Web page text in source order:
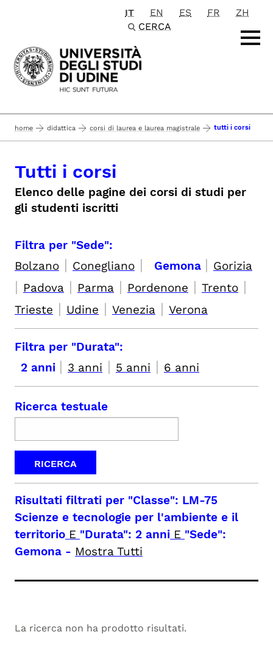
Passa al contenuto principale
IT EN ES FR
ZH
CERCA
home didattica corsi di laurea e laurea magistrale tutti i corsi
Tutti i corsi
Elenco delle pagine dei corsi di studi per
gli studenti iscritti
Filtra per "Sede":
Bolzano | Conegliano | Gemona | Gorizia
| Padova | Parma | Pordenone | Trento |
Trieste | Udine | Venezia | Verona
Filtra per "Durata":
2 anni | 3 anni | 5 anni | 6 anni
Ricerca testuale
Risultati filtrati per "Classe": LM-75
Scienze e tecnologie per l'ambiente e il
territorio E "Durata": 2 anni E "Sede":
Gemona - Mostra Tutti
La ricerca non ha prodotto risultati.